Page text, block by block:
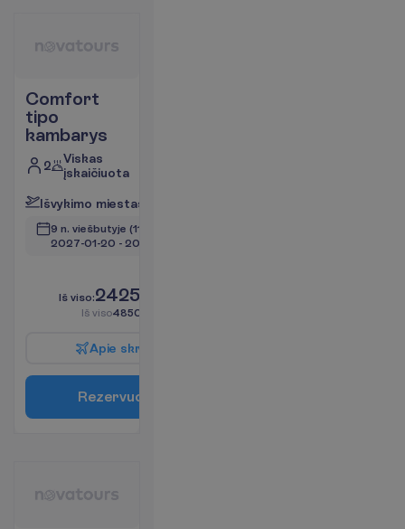
Comfort
tipo
kambarys
2
Viskas
įskaičiuota
Išvykimo miestas
9 n. viešbutyje (11 n. iš viso)
2027-01-20 - 2027-01-30
Iš viso:2425.00
Iš viso4850.00
Apie skr
Rezervuo